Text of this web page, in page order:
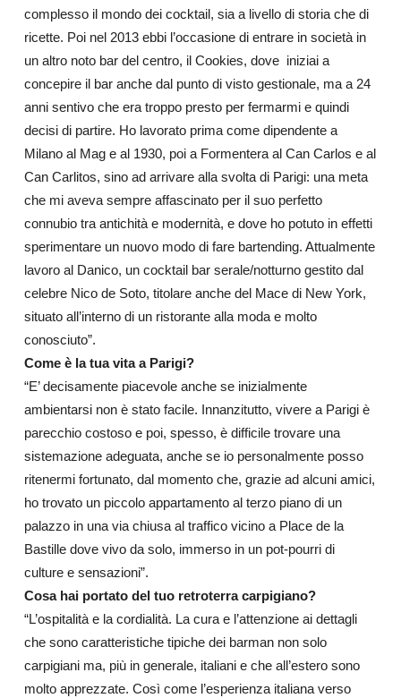
complesso il mondo dei cocktail, sia a livello di storia che di
ricette. Poi nel 2013 ebbi l’occasione di entrare in società in
un altro noto bar del centro, il Cookies, dove iniziai a
concepire il bar anche dal punto di visto gestionale, ma a 24
anni sentivo che era troppo presto per fermarmi e quindi
decisi di partire. Ho lavorato prima come dipendente a
Milano al Mag e al 1930, poi a Formentera al Can Carlos e al
Can Carlitos, sino ad arrivare alla svolta di Parigi: una meta
che mi aveva sempre affascinato per il suo perfetto
connubio tra antichità e modernità, e dove ho potuto in effetti
sperimentare un nuovo modo di fare bartending. Attualmente
lavoro al Danico, un cocktail bar serale/notturno gestito dal
celebre Nico de Soto, titolare anche del Mace di New York,
situato all’interno di un ristorante alla moda e molto
conosciuto”.
Come è la tua vita a Parigi?
“E’ decisamente piacevole anche se inizialmente
ambientarsi non è stato facile. Innanzitutto, vivere a Parigi è
parecchio costoso e poi, spesso, è difficile trovare una
sistemazione adeguata, anche se io personalmente posso
ritenermi fortunato, dal momento che, grazie ad alcuni amici,
ho trovato un piccolo appartamento al terzo piano di un
palazzo in una via chiusa al traffico vicino a Place de la
Bastille dove vivo da solo, immerso in un pot-pourri di
culture e sensazioni”.
Cosa hai portato del tuo retroterra carpigiano?
“L’ospitalità e la cordialità. La cura e l’attenzione ai dettagli
che sono caratteristiche tipiche dei barman non solo
carpigiani ma, più in generale, italiani e che all’estero sono
molto apprezzate. Così come l’esperienza italiana verso